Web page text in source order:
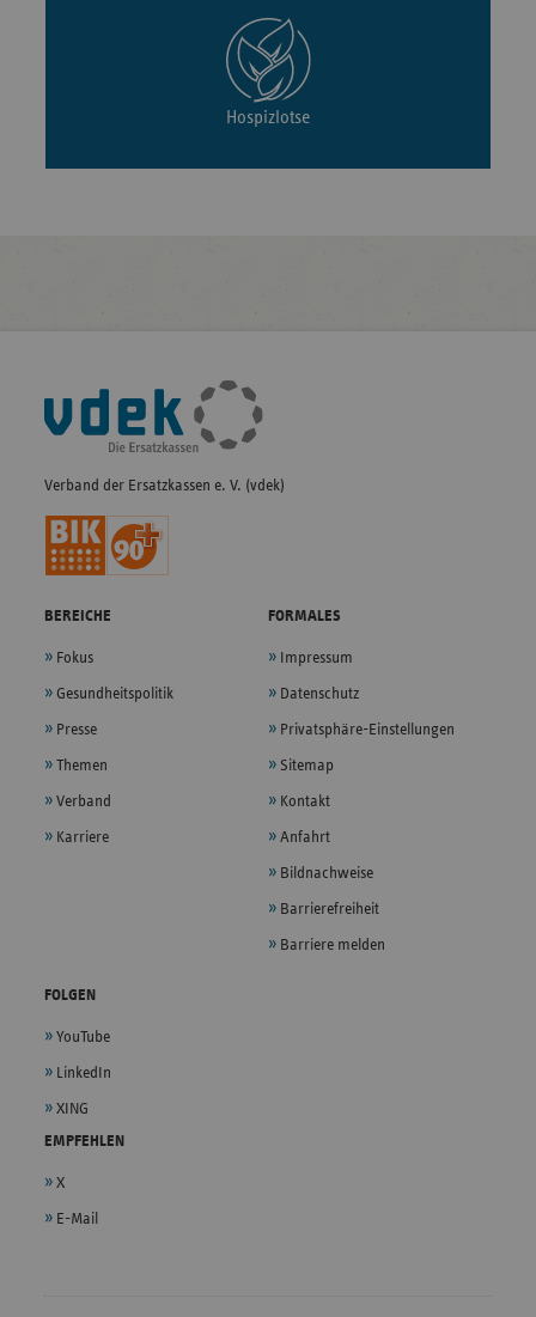
Hospizlotse
Fußleisten-
Navigation
Verband der Ersatzkassen e. V. (vdek)
BEREICHE
Fokus
Gesundheitspolitik
Presse
Themen
Verband
Karriere
FORMALES
Impressum
Datenschutz
Privatsphäre-Einstellungen
Sitemap
Kontakt
Anfahrt
Bildnachweise
Barrierefreiheit
Barriere melden
FOLGEN
YouTube
LinkedIn
XING
EMPFEHLEN
X
E-Mail